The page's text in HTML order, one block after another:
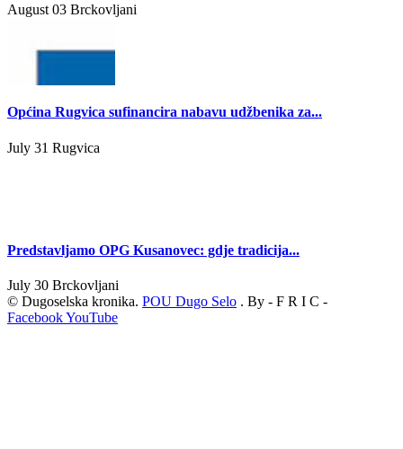
August 03 Brckovljani
Općina Rugvica sufinancira nabavu udžbenika za...
July 31 Rugvica
Predstavljamo OPG Kusanovec: gdje tradicija...
July 30 Brckovljani
© Dugoselska kronika. POU Dugo Selo . By - F R I C -
FacebookYouTube